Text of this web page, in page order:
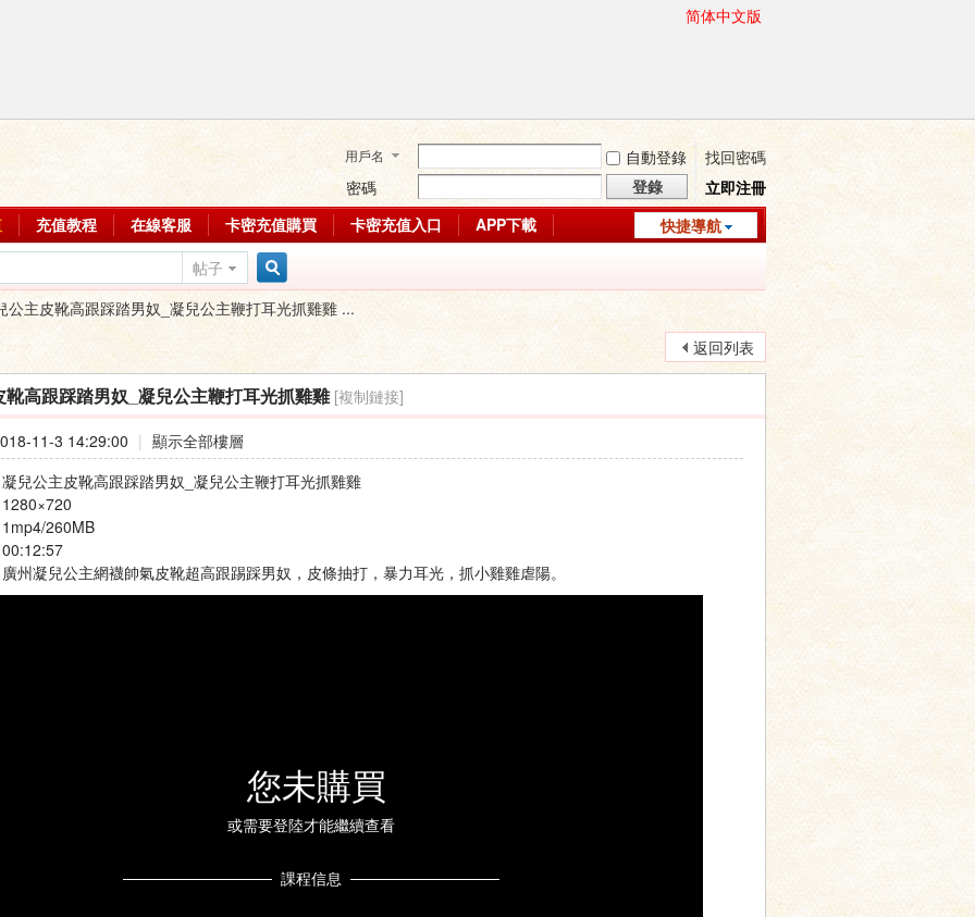
简体中文版
用戶名 自動登錄
找回密碼
密碼
登錄
立即注冊
快捷導航
充值教程 在線客服 卡密充值購買 卡密充值入口
APP下載
帖子
搜
索
公主皮靴高跟踩踏男奴_凝兒公主鞭打耳光抓雞雞 ...
返回列表
靴高跟踩踏男奴_凝兒公主鞭打耳光抓雞雞 [複制鏈接]
11-3 14:29:00 | 顯示全部樓層
兒公主皮靴高跟踩踏男奴_凝兒公主鞭打耳光抓雞雞
260MB
州凝兒公主網襪帥氣皮靴超高跟踢踩男奴，皮條抽打，暴力耳光，抓小雞雞虐陽。
您未購買
或需要登陸才能繼續查看
課程信息